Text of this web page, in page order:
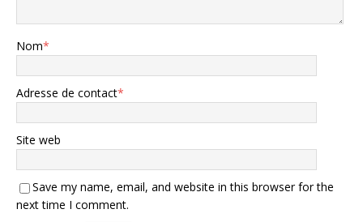
Nom*
Adresse de contact*
Site web
Save my name, email, and website in this browser for the
next time I comment.